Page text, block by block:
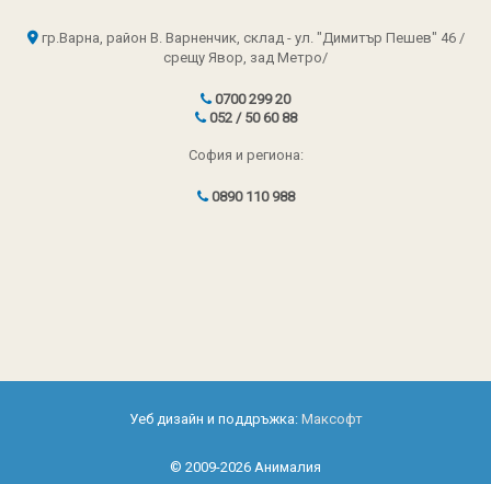
гр.Варна, район В. Варненчик, склад - ул. "Димитър Пешев" 46 /
срещу Явор, зад Метро/
0700 299 20
052 / 50 60 88
София и региона:
0890 110 988
Уеб дизайн и поддръжка: Максофт
© 2009-2026 Анималия